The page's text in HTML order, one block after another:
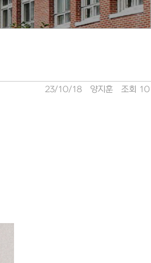
23/10/18 양지훈 조회